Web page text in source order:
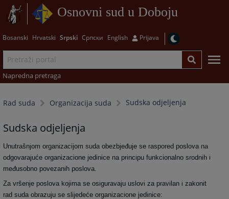
Osnovni sud u Doboju
Bosanski Hrvatski Srpski Српски English Prijava
Napredna pretraga
Rad suda Organizacija suda Sudska odjeljenja
Sudska odjeljenja
Unutrašnjom organizacijom suda obezbjeđuje se raspored poslova na
odgovarajuće organizacione jedinice na principu funkcionalno srodnih i
međusobno povezanih poslova.
Za vršenje poslova kojima se osiguravaju uslovi za pravilan i zakonit
rad suda obrazuju se slijedeće organizacione jedinice: